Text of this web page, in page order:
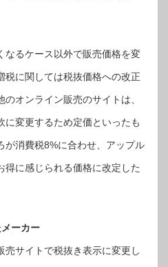
なるケース以外で販売価格を変
税に関しては税抜価格への改正
オンライン販売のサイトは、
に変更するため定価といったも
が消費税8%に合わせ、アップル
得に感じられる価格に改定した
ーカー
売サイトで税抜き表示に変更し